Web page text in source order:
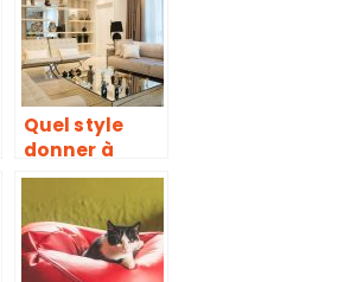
Quel style
donner à
votre salon ?